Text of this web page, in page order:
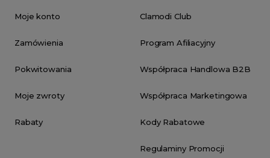
Moje konto
Zamówienia
Pokwitowania
Moje zwroty
Rabaty
Clamodi Club
Program Afiliacyjny
Współpraca Handlowa B2B
Współpraca Marketingowa
Kody Rabatowe
Regulaminy Promocji